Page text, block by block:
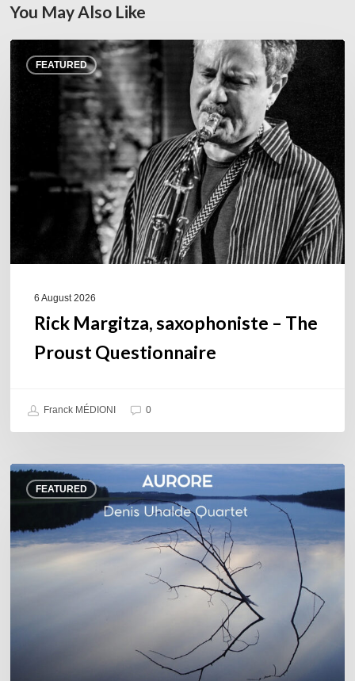
You May Also Like
FEATURED
Rick
Margitza,
saxophoniste
Questionnaire
6 August 2026
Rick Margitza, saxophoniste – The
Proust Questionnaire
Franck MÉDIONI 0
FEATURED
Denis
Uhalde :